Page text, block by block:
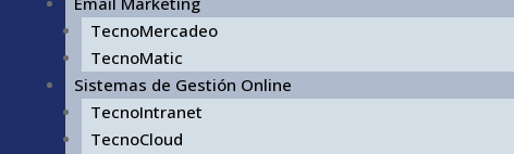
TecnoMercadeo
TecnoMatic
Sistemas de Gestión Online
TecnoIntranet
TecnoCloud